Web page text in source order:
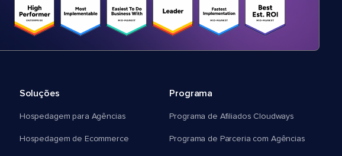
Soluções
Hospedagem para Agências
Hospedagem de Ecommerce
Programa
Programa de Afiliados Cloudways
Programa de Parceria com Agências